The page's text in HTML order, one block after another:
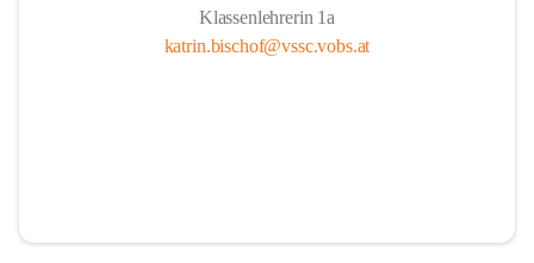
Klassenlehrerin 1a
katrin.bischof@vssc.vobs.at